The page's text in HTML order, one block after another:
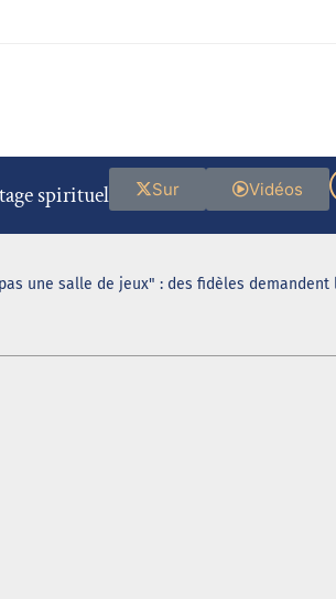
spirituel Vidéos
Sur
une salle de jeux" : des fidèles demandent